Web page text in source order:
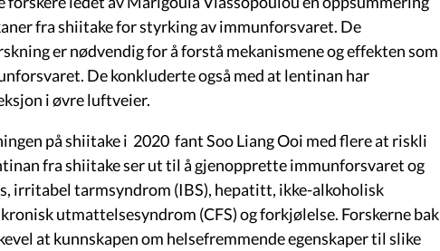
fra shiitake for styrking av immunforsvaret. De
er nødvendig for å forstå mekanismene og effekten som
De konkluderte også med at lentinan har
i øvre luftveier.
på shiitake i 2020 fant Soo Liang Ooi med flere at riskli
fra shiitake ser ut til å gjenopprette immunforsvaret og
irritabel tarmsyndrom (IBS), hepatitt, ikke-alkoholisk
utmattelsesyndrom (CFS) og forkjølelse. Forskerne bak
at kunnskapen om helsefremmende egenskaper til slike